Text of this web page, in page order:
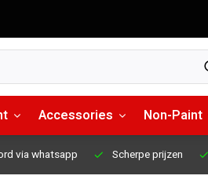
Accessories Non-Paint
via whatsapp Scherpe prijzen